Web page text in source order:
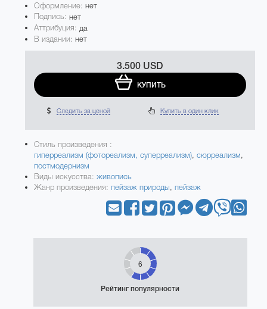
Оформление:нет
Подпись:нет
Аттрибуция: да
В издании:нет
3.500 USD
КУПИТЬ
Следить за ценой Купить в один клик
Стиль произведения :
гиперреализм (фотореализм, суперреализм),сюрреализм,
постмодернизм
Виды искусства:живопись
Жанр произведения: пейзаж природы,пейзаж
6
Рейтинг популярности